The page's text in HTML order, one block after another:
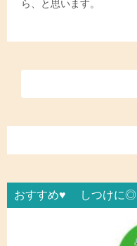
ら、と思います。
おすすめ♥ しつけに◎